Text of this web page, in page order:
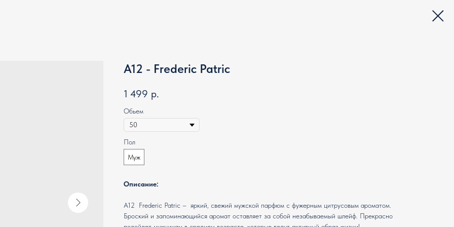
A12 - Frederic Patric
1 499 р.
Обьем
Пол
Муж
Описание:
A12 Frederic Patric – яркий, свежий мужской парфюм с фужерным цитрусовым ароматом.
Броский и запоминающийся аромат оставляет за собой незабываемый шлейф. Прекрасно